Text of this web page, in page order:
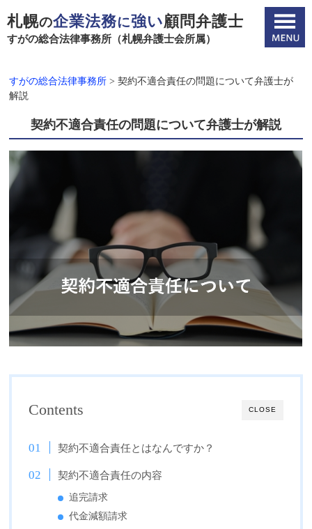
札幌の企業法務に強い顧問弁護士
すがの総合法律事務所（札幌弁護士会所属）
すがの総合法律事務所 >契約不適合責任の問題について弁護士が
解説
契約不適合責任の問題について弁護士が解説
CLOSE
Contents
契約不適合責任とはなんですか？
契約不適合責任の内容
追完請求
代金減額請求